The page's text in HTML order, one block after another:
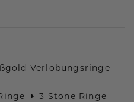
Verlobungsringe
3 Stone Ringe